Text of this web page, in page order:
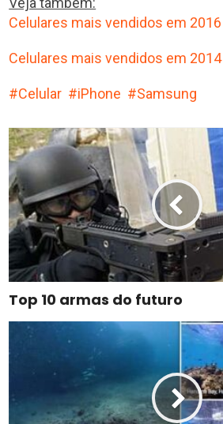
Celulares mais vendidos em 2016
Celulares mais vendidos em 2014
Celular iPhone Samsung
Top 10 armas do futuro